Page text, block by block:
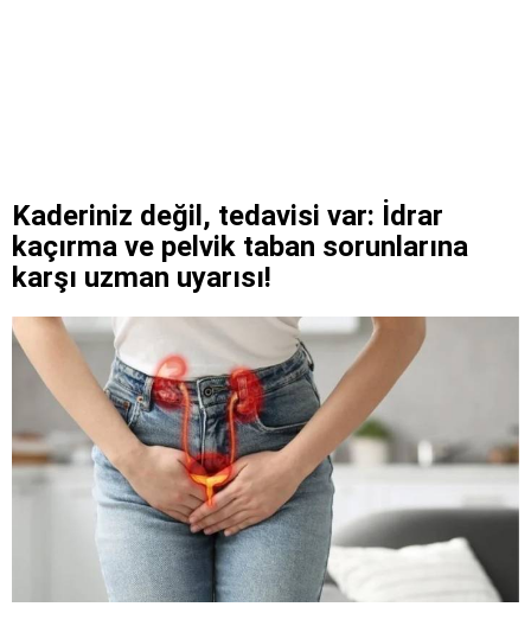
Kaderiniz değil, tedavisi var: İdrar
kaçırma ve pelvik taban sorunlarına
karşı uzman uyarısı!